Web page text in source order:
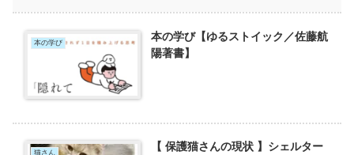
本の学び
本の学び【ゆるストイック／佐藤航
陽著書】
猫さん 【 保護猫さんの現状 】シェルター